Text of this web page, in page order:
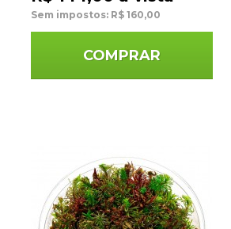
Sem impostos: R$ 160,00
COMPRAR